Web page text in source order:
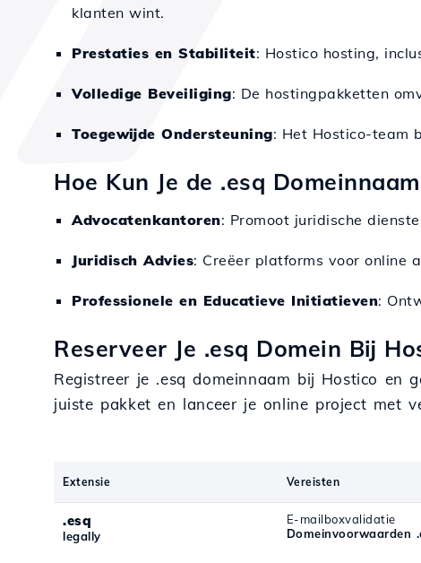
klanten wint.
Prestaties en Stabiliteit: Hostico hosting,
Volledige Beveiliging: De hostingpakketten
Toegewijde Ondersteuning: Het Hostico-team
Hoe Kun Je de .esq
Advocatenkantoren: Promoot juridische
Juridisch Advies: Creëer platforms voor online
Professionele en Educatieve Initiatieven:
Reserveer Je .esq Domein Bij
Registreer je .esq domeinnaam bij Hostico en
juiste pakket en lanceer je online project met
Extensie Vereisten
.esq
legally
E-mailboxvalidatie
Domeinvoorwaarden